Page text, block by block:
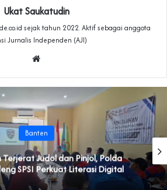
Ukat Saukatudin
sejak tahun 2022. Aktif sebagai anggota
Jurnalis Independen (AJI)
Banten
Adu Domba dan Bikin Gaduh
PPP di Banten